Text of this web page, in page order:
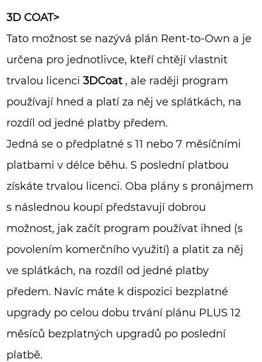
3D COAT>
Tato možnost se nazývá plán Rent-to-Own a je
určena pro jednotlivce, kteří chtějí vlastnit
trvalou licenci3DCoat, ale raději program
používají hned a platí za něj ve splátkách, na
rozdíl od jedné platby předem.
Jedná se o předplatné s 11 nebo 7 měsíčními
platbami v délce běhu. S poslední platbou
získáte trvalou licenci. Oba plány s pronájmem
s následnou koupí představují dobrou
možnost, jak začít program používat ihned (s
povolením komerčního využití) a platit za něj
ve splátkách, na rozdíl od jedné platby
předem. Navíc máte k dispozici bezplatné
upgrady po celou dobu trvání plánu PLUS 12
měsíců bezplatných upgradů po poslední
platbě.